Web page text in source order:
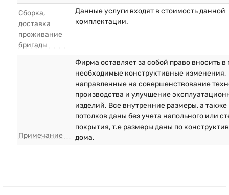
Сборка,
доставка
проживание
бригады
Данные услуги входят в стоимость данной
комплектации.
Примечание
Фирма оставляет за собой право вносить в
необходимые конструктивные изменения,
направленные на совершенствование
производства и улучшение
изделий. Все внутренние размеры, а также
потолков даны без учета напольного или
покрытия, т.е размеры даны по
дома.